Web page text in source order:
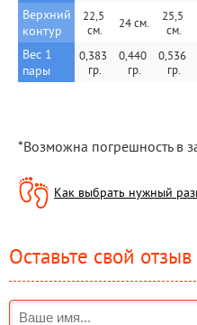
Верхний
контур
22,5
см.
24 см.
25,5
см.
Вес 1
пары
0,383
гр.
0,440
гр.
0,536
гр.
*Возможна погрешность в
Как выбрать нужный
Оставьте свой